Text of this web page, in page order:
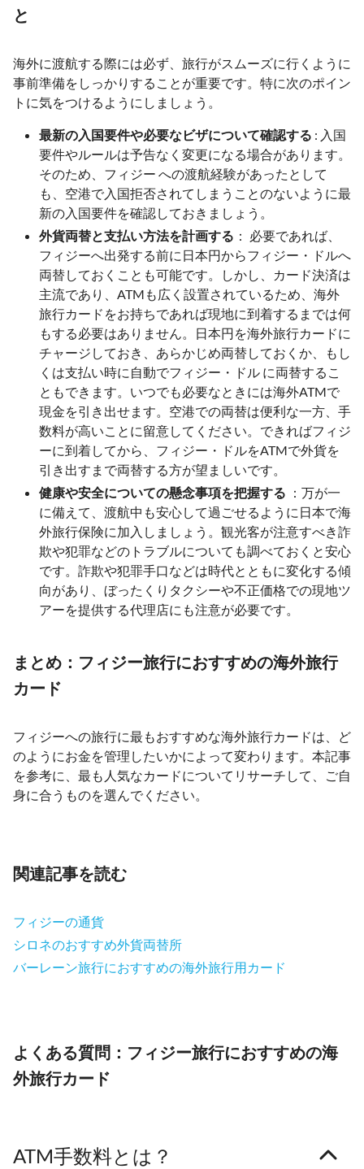
と
海外に渡航する際には必ず、旅行がスムーズに行くように
事前準備をしっかりすることが重要です。特に次のポイン
トに気をつけるようにしましょう。
最新の入国要件や必要なビザについて確認する : 入国
要件やルールは予告なく変更になる場合があります。
そのため、フィジー への渡航経験があったとして
も、空港で入国拒否されてしまうことのないように最
新の入国要件を確認しておきましょう。
外貨両替と支払い方法を計画する ： 必要であれば、
フィジーへ出発する前に日本円からフィジー・ドルへ
両替しておくことも可能です。しかし、カード決済は
主流であり、ATMも広く設置されているため、海外
旅行カードをお持ちであれば現地に到着するまでは何
もする必要はありません。日本円を海外旅行カードに
チャージしておき、あらかじめ両替しておくか、もし
くは支払い時に自動でフィジー・ドル に両替するこ
ともできます。いつでも必要なときには海外ATMで
現金を引き出せます。空港での両替は便利な一方、手
数料が高いことに留意してください。できればフィジ
ーに到着してから、フィジー・ドルをATMで外貨を
引き出すまで両替する方が望ましいです。
健康や安全についての懸念事項を把握する ：万が一
に備えて、渡航中も安心して過ごせるように日本で海
外旅行保険に加入しましょう。観光客が注意すべき詐
欺や犯罪などのトラブルについても調べておくと安心
です。詐欺や犯罪手口などは時代とともに変化する傾
向があり、ぼったくりタクシーや不正価格での現地ツ
アーを提供する代理店にも注意が必要です。
まとめ：フィジー旅行におすすめの海外旅行
カード
フィジーへの旅行に最もおすすめな海外旅行カードは、ど
のようにお金を管理したいかによって変わります。本記事
を参考に、最も人気なカードについてリサーチして、ご自
身に合うものを選んでください。
関連記事を読む
フィジーの通貨
シロネのおすすめ外貨両替所
バーレーン旅行におすすめの海外旅行用カード
よくある質問：フィジー旅行におすすめの海
外旅行カード
ATM手数料とは？